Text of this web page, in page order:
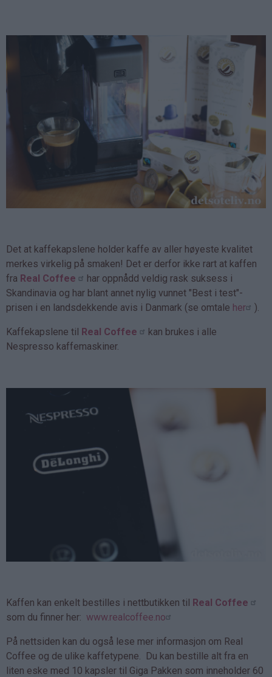
Det at kaffekapslene holder kaffe av aller høyeste kvalitet
merkes virkelig på smaken! Det er derfor ikke rart at kaffen
fra Real Coffee
har oppnådd veldig rask suksess i
Skandinavia og har blant annet nylig vunnet "Best i test"-
prisen i en landsdekkende avis i Danmark (se omtale her ).
Kaffekapslene til Real Coffee
kan brukes i alle
Nespresso kaffemaskiner.
Kaffen kan enkelt bestilles i nettbutikken til Real Coffee
som du finner her: www.realcoffee.no
På nettsiden kan du også lese mer informasjon om Real
Coffee og de ulike kaffetypene. Du kan bestille alt fra en
liten eske med 10 kapsler til Giga Pakken som inneholder 60